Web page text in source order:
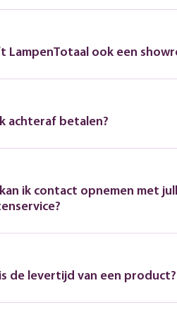
LampenTotaal ook een
achteraf betalen?
ik contact opnemen met
de levertijd van een product?